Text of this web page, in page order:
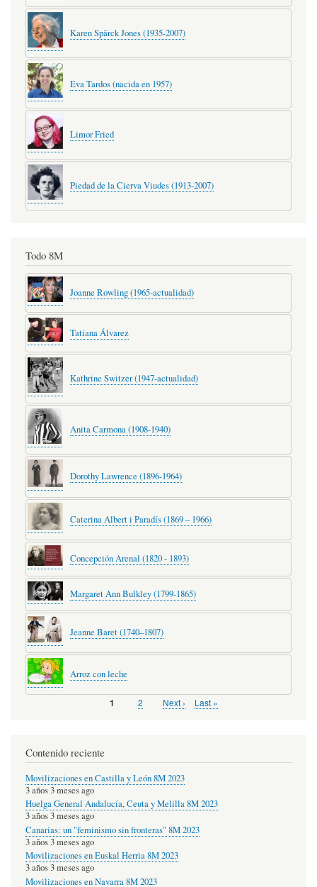
Karen Spärck Jones (1935-2007)
Eva Tardos (nacida en 1957)
Limor Fried
Piedad de la Cierva Viudes (1913-2007)
Todo 8M
Joanne Rowling (1965-actualidad)
Tatiana Álvarez
Kathrine Switzer (1947-actualidad)
Anita Carmona (1908-1940)
Dorothy Lawrence (1896-1964)
Caterina Albert i Paradís (1869 – 1966)
Concepción Arenal (1820 - 1893)
Margaret Ann Bulkley (1799-1865)
Jeanne Baret (1740–1807)
Arroz con leche
Página
1 Page
2
Next
Next ›
Last
Last »
Contenido reciente
Movilizaciones en Castilla y León 8M 2023
3 años 3 meses ago
Huelga General Andalucía, Ceuta y Melilla 8M 2023
3 años 3 meses ago
Canarias: un "feminismo sin fronteras" 8M 2023
3 años 3 meses ago
Movilizaciones en Euskal Herria 8M 2023
3 años 3 meses ago
Movilizaciones en Navarra 8M 2023